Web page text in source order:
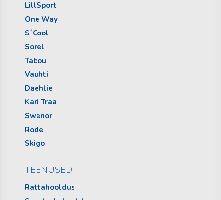
LillSport
One Way
S´Cool
Sorel
Tabou
Vauhti
Daehlie
Kari Traa
Swenor
Rode
Skigo
TEENUSED
Rattahooldus